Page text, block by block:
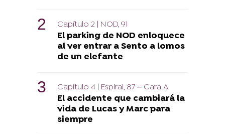
Capítulo 2 | NOD, 91
El parking de NOD enloquece
al ver entrar a Sento a lomos
de un elefante
Capítulo 4 | Espiral, 87 – Cara A
El accidente que cambiará la
vida de Lucas y Marc para
siempre